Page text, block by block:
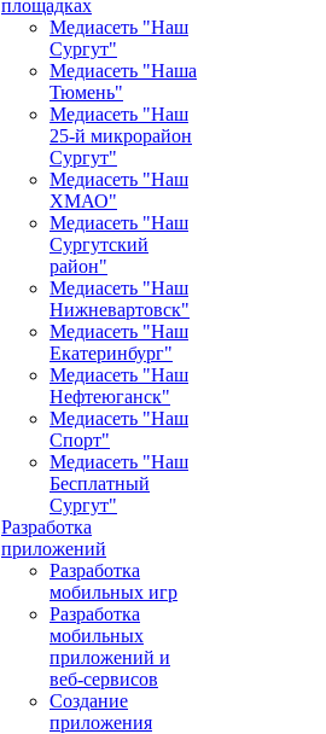
площадках
Медиасеть "Наш
Сургут"
Медиасеть "Наша
Тюмень"
Медиасеть "Наш
25-й микрорайон
Сургут"
Медиасеть "Наш
ХМАО"
Медиасеть "Наш
Сургутский
район"
Медиасеть "Наш
Нижневартовск"
Медиасеть "Наш
Екатеринбург"
Медиасеть "Наш
Нефтеюганск"
Медиасеть "Наш
Спорт"
Медиасеть "Наш
Бесплатный
Сургут"
Разработка
приложений
Разработка
мобильных игр
Разработка
мобильных
приложений и
веб-сервисов
Создание
приложения